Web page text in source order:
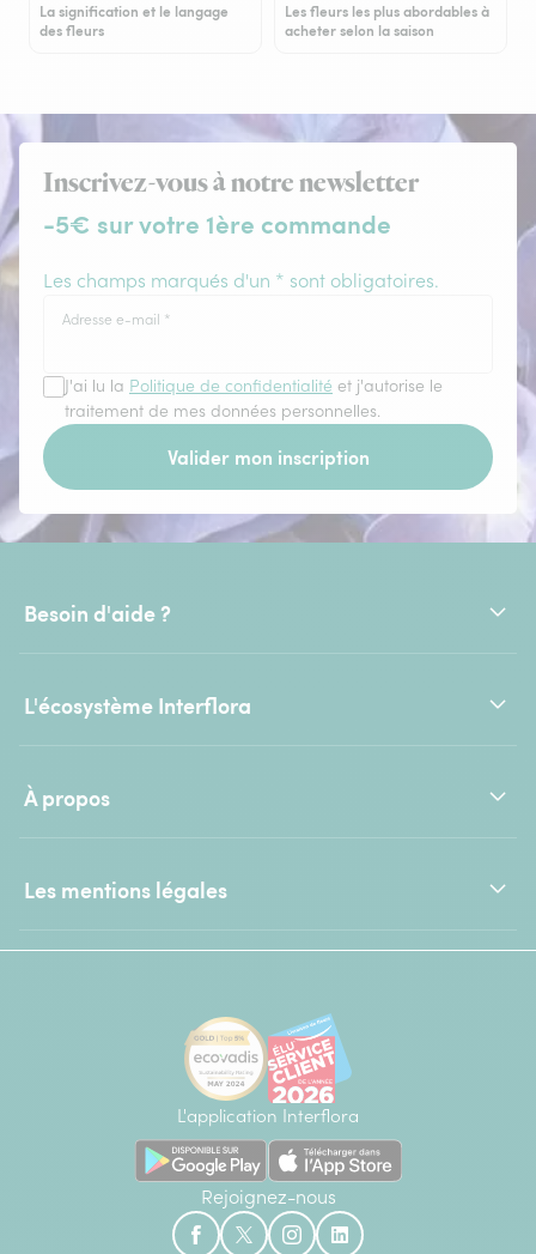
La signification et le langage
des fleurs
Les fleurs les plus abordables à
acheter selon la saison
Inscrivez-vous à notre newsletter
-5€ sur votre 1ère commande
Les champs marqués d'un * sont obligatoires.
Adresse e-mail *
J'ai lu la Politique de confidentialité et j'autorise le
traitement de mes données personnelles.
Valider mon inscription
Besoin d'aide ?
L'écosystème Interflora
À propos
Les mentions légales
L'application Interflora
Rejoignez-nous